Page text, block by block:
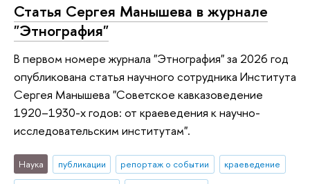
Статья Сергея Манышева в журнале
"Этнография"
В первом номере журнала "Этнография" за 2026 год
опубликована статья научного сотрудника Института
Сергея Манышева "Советское кавказоведение
1920–1930-х годов: от краеведения к научно-
исследовательским институтам".
Наука публикации репортаж о событии
краеведение